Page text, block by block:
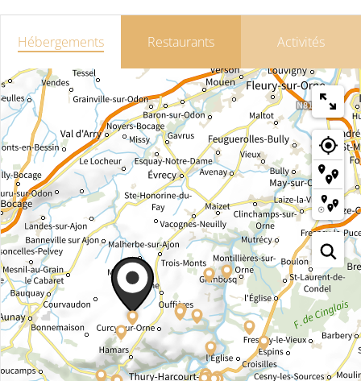
Hébergements Restaurants Activités